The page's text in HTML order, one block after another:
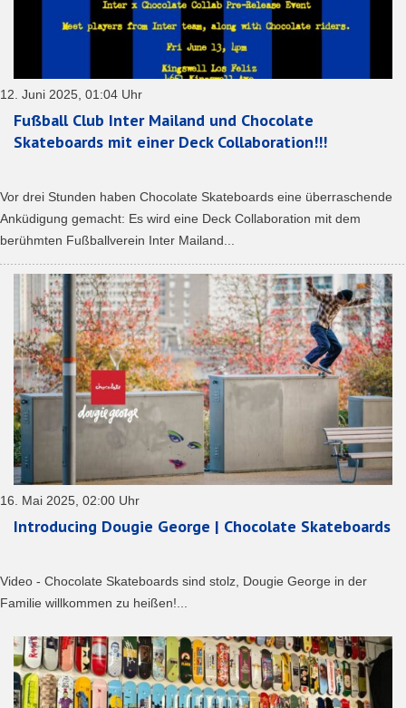
12. Juni 2025, 01:04 Uhr
Fußball Club Inter Mailand und Chocolate
Skateboards mit einer Deck Collaboration!!!
Vor drei Stunden haben Chocolate Skateboards eine überraschende
Anküdigung gemacht: Es wird eine Deck Collaboration mit dem
berühmten Fußballverein Inter Mailand...
16. Mai 2025, 02:00 Uhr
Introducing Dougie George | Chocolate Skateboards
Video - Chocolate Skateboards sind stolz, Dougie George in der
Familie willkommen zu heißen!...